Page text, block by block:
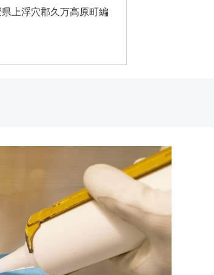
上浮穴郡久万高原町編